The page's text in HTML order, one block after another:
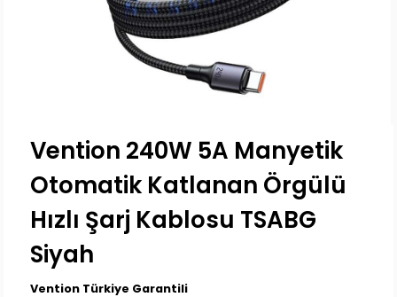
Vention 240W 5A Manyetik
Otomatik Katlanan Örgülü
Hızlı Şarj Kablosu TSABG
Siyah
Vention Türkiye Garantili